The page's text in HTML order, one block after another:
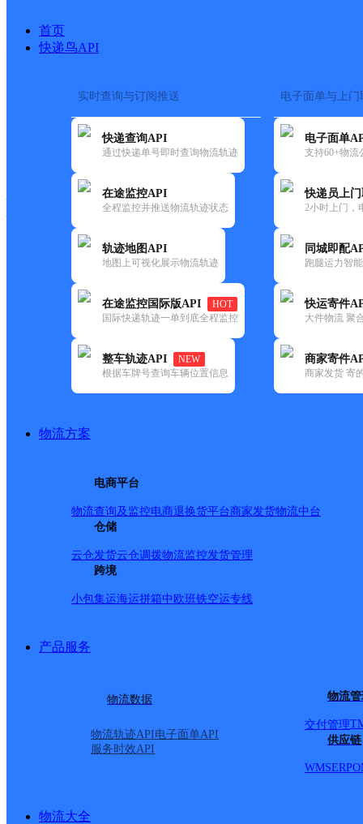
首页
快递鸟API
实时查询与订阅推送
快递查询API
通过快递单号即时查询物流轨迹
在途监控API
全程监控并推送物流轨迹状态
轨迹地图API
地图上可视化展示物流轨迹
在途监控国际版API
HOT
国际快递轨迹一单到底全程监控
整车轨迹API
NEW
根据车牌号查询车辆位置信息
电子面单与上门
电子面单
支持60+物流
快递员上
2小时上门，
同城即配
跑腿运力智
快运寄件
大件物流 聚
商家寄件
商家发货 寄
物流方案
电商平台
物流查询及监控电商退换货平台商家发货物流中台
仓储
云仓发货云仓调拨物流监控发货管理
跨境
小包集运海运拼箱中欧班铁空运专线
产品服务
物流数据
物流轨迹API电子面单API
服务时效API
物流
交付管理
供应链
WMSERP
物流大全
快运大全 快递时效
圆通
裕民县
更新时间：2021-11-26 00:00:00
所属快递：圆通速递
所属区域：新疆维吾尔自治区-塔城地区-塔城市
网点地址：新疆塔城地区裕民县
网点负责人：